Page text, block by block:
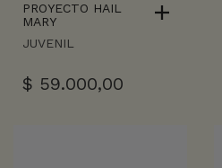
PROYECTO HAIL
MARY
JUVENIL
$ 59.000,00